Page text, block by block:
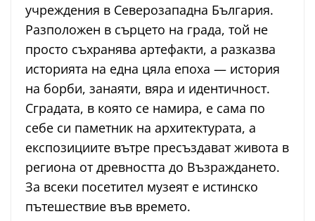
учреждения в Северозападна България.
Разположен в сърцето на града, той не
просто съхранява артефакти, а разказва
историята на една цяла епоха — история
на борби, занаяти, вяра и идентичност.
Сградата, в която се намира, е сама по
себе си паметник на архитектурата, а
експозициите вътре пресъздават живота в
региона от древността до Възраждането.
За всеки посетител музеят е истинско
пътешествие във времето.